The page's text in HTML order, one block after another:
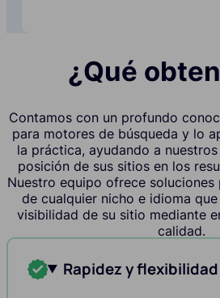
¿Qué
Contamos con un profundo
para motores de búsqueda y lo
la práctica, ayudando a
posición de sus sitios en los
Nuestro equipo ofrece
de cualquier nicho e idioma
visibilidad de su sitio mediante
calidad.
Rapidez y flexibilidad